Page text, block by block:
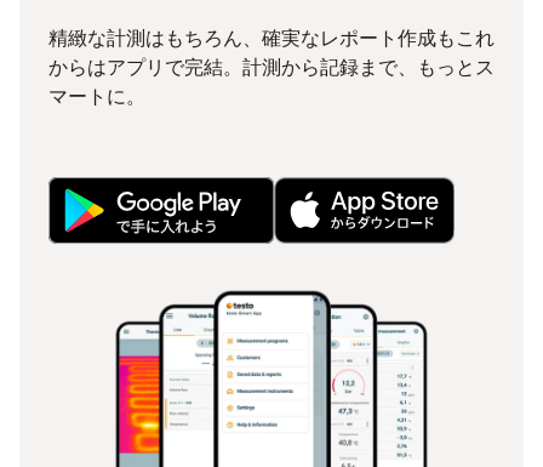
精緻な計測はもちろん、確実なレポート作成もこれ
からはアプリで完結。計測から記録まで、もっとス
マートに。